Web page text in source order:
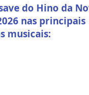
do Hino da
nas principais
musicais: